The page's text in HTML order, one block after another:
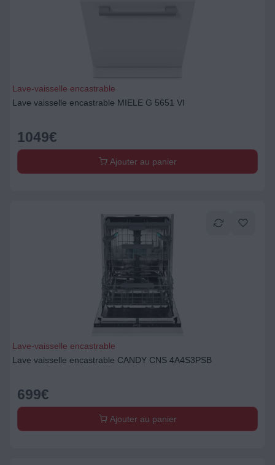
Lave-vaisselle encastrable
Lave vaisselle encastrable MIELE G 5651 VI
1049€
Ajouter au panier
Lave-vaisselle encastrable
Lave vaisselle encastrable CANDY CNS 4A4S3PSB
699€
Ajouter au panier